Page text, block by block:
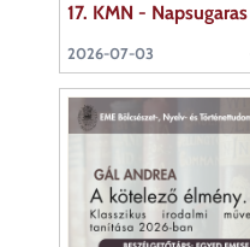
17. KMN -
2026-07-03